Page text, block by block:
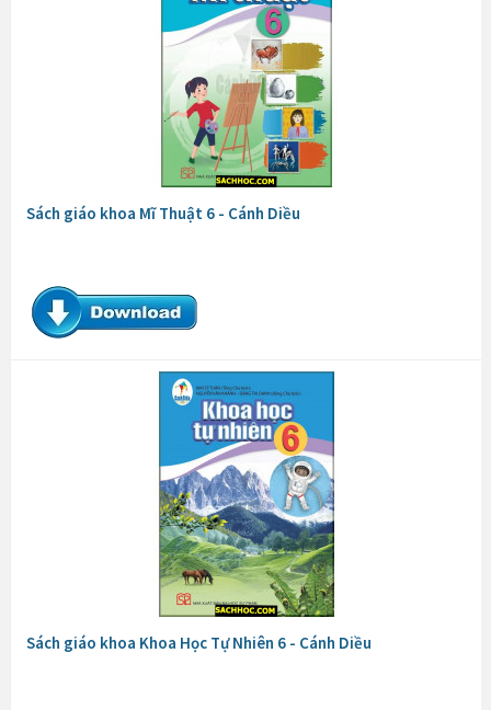
Sách giáo khoa Mĩ Thuật 6 - Cánh Diều
Sách giáo khoa Khoa Học Tự Nhiên 6 - Cánh Diều